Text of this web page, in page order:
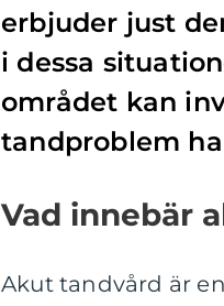
erbjuder just
i dessa
området kan
tandproblem
Vad innebär
Akut tandvård är